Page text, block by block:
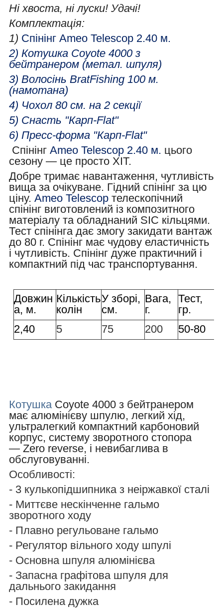
Ні хвоста, ні луски! Удачі!
Комплектація:
1) Спінінг Ameo Telescop 2.40 м.
2) Котушка Coyote 4000 з
бейтранером (метал. шпуля)
3) Волосінь BratFishing 100 м.
(намотана)
4) Чохол 80 см. на 2 секції
5) Снасть "Карп-Flat"
6) Пресс-форма "Карп-Flat"
Спінінг Ameo Telescop 2.40 м. цього
сезону — це просто ХІТ.
Добре тримає навантаження, чутливість
вища за очікуване. Гідний спінінг за цю
ціну. Ameo Telescop телескопічний
спінінг виготовлений із композитного
матеріалу та обладнаний SIC кільцями.
Тест спінінга дає змогу закидати вантаж
до 80 г. Спінінг має чудову еластичність
і чутливість. Спінінг дуже практичний і
компактний під час транспортування.
Довжин
а, м.
Кількість
колін
У зборі,
см.
Вага,
г.
Тест,
гр.
2,40
5 75 200 50-80
Котушка Coyote 4000 з бейтранером
має алюмінієву шпулю, легкий хід,
ультралегкий компактний карбоновий
корпус, систему зворотного стопора
— Zero reverse, і невибаглива в
обслуговуванні.
Особливості:
- 3 кулькопідшипника з неіржавкої сталі
- Миттєве нескінченне гальмо
зворотного ходу
- Плавно регульоване гальмо
- Регулятор вільного ходу шпулі
- Основна шпуля алюмінієва
- Запасна графітова шпуля для
дальнього закидання
- Посилена дужка